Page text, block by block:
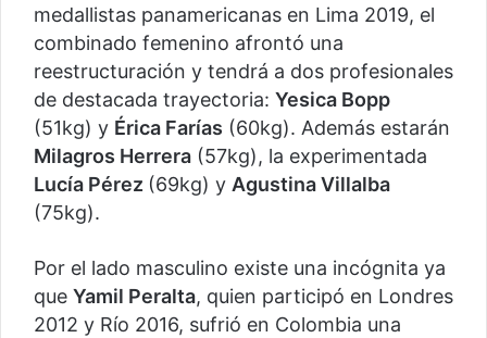
medallistas panamericanas en Lima 2019, el
combinado femenino afrontó una
reestructuración y tendrá a dos profesionales
de destacada trayectoria: Yesica Bopp
(51kg) y Érica Farías (60kg). Además estarán
Milagros Herrera (57kg), la experimentada
Lucía Pérez (69kg) y Agustina Villalba
(75kg).
Por el lado masculino existe una incógnita ya
que Yamil Peralta, quien participó en Londres
2012 y Río 2016, sufrió en Colombia una